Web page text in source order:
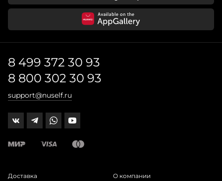
8 499 372 30 93
8 800 302 30 93
support@nuself.ru
Доставка О компании